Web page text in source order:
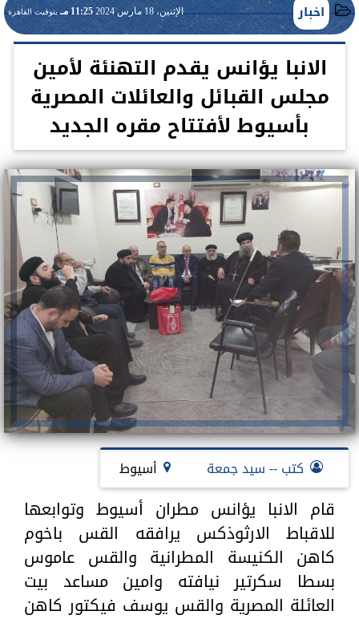
اخبار الإثنين، 18 مارس 2024 11:25 مـ بتوقيت القاهرة
الانبا يؤانس يقدم التهنئة لأمين
مجلس القبائل والعائلات المصرية
بأسيوط لأفتتاح مقره الجديد
كتب -- سيد جمعة أسيوط
قام الانبا يؤانس مطران أسيوط وتوابعها
للاقباط الارثوذكس يرافقه القس باخوم
كاهن الكنيسة المطرانية والقس عاموس
بسطا سكرتير نيافته وامين مساعد بيت
العائلة المصرية والقس يوسف فيكتور كاهن